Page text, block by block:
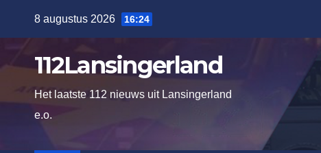
inhoud
8 augustus 2026 16:24
112Lansingerland
Het laatste 112 nieuws uit Lansingerland
e.o.